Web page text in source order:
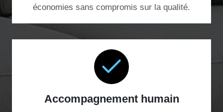
économies sans compromis sur la qualité.
Accompagnement humain